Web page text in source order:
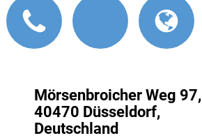
Mörsenbroicher Weg 97,
40470 Düsseldorf,
Deutschland